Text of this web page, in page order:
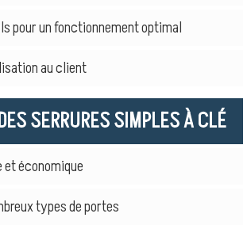
pour un fonctionnement optimal
au client
SERRURES SIMPLES À CLÉ
économique
types de portes